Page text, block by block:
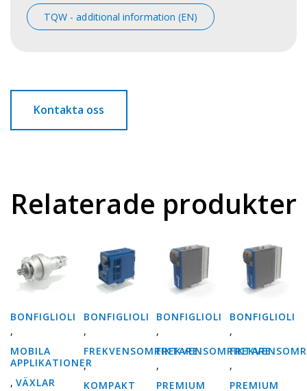
TQW - additional information (EN)
Kontakta oss
Relaterade produkter
BONFIGLIOLI
,
MOBILA
APPLIKATIONER
, VÄXLAR
BONFIGLIOLI
,
FREKVENSOMRIKTARE
,
KOMPAKT
BONFIGLIOLI
,
FREKVENSOMRIKTARE
,
PREMIUM
BONFIGLIOLI
,
,
PREMIUM